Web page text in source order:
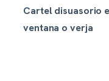
Cartel disuasorio
ventana o verja